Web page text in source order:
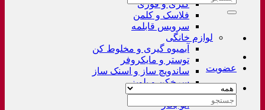
کتری و قوری
فلاسک و کلمن
سرویس قابلمه
لوازم خانگی
آبمیوه گیری و مخلوط کن
توستر و مایکروفر
ساندویچ ساز و اسنک ساز
سرخکن و پلوپز
غذاساز
اتو بخار
عضویت
جستجو